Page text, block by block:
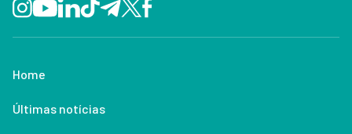
Home
Últimas notícias